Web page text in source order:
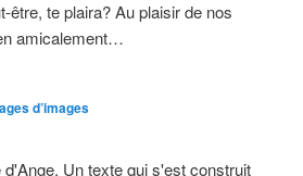
être, te plaira? Au plaisir de nos
amicalement…
d’images
Un texte qui s'est construit